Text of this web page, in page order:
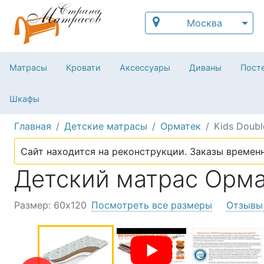
Москва
Матрасы Кровати Аксессуары Диваны
Шкафы
Главная Детские матрасы Орматек Kids
Сайт находится на реконструкции. Заказы
Детский матрас
Размер: 60х120 Посмотреть все размеры